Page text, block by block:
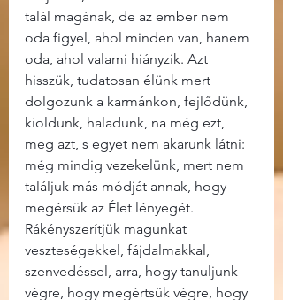
talál magának, de az ember nem
oda figyel, ahol minden van, hanem
oda, ahol valami hiányzik. Azt
hisszük, tudatosan élünk mert
dolgozunk a karmánkon, fejlődünk,
kioldunk, haladunk, na még ezt,
meg azt, s egyet nem akarunk látni:
még mindig vezekelünk, mert nem
találjuk más módját annak, hogy
megérsük az Élet lényegét.
Rákényszerítjük magunkat
veszteségekkel, fájdalmakkal,
szenvedéssel, arra, hogy tanuljunk
végre, hogy megértsük végre, hogy